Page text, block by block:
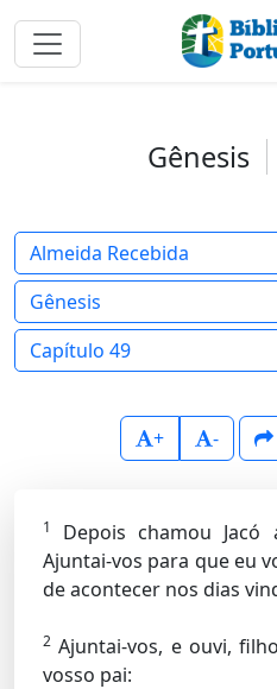
Gênesis
Almeida Recebida
Gênesis
Capítulo 49
+ -
1
Depois chamou
Ajuntai-vos para que eu
de acontecer nos dias
2 Ajuntai-vos, e ouvi,
vosso pai: